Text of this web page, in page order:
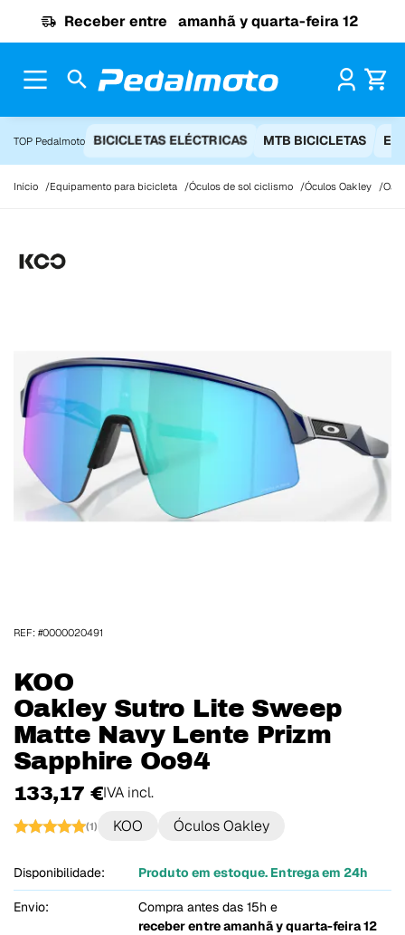
Receber entre amanhã y quarta-feira 12
TOP Pedalmoto BICICLETAS ELÉCTRICAS MTB BICICLETAS
Início Equipamento para bicicleta Óculos de sol ciclismo Óculos Oakley
KOO
Oakley Sutro Lite Sweep
Matte Navy Lente Prizm
Sapphire Oo94
133,17 €IVA incl.
(1) KOO Óculos Oakley
Disponibilidade: Produto em estoque. Entrega em 24h
Envio:
Compra antes das 15h e
receber entreamanhã y quarta-feira 12
REF: #0000020491